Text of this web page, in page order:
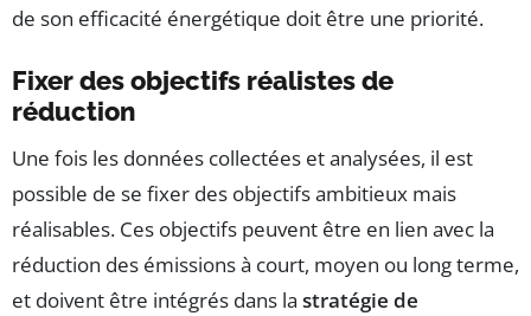
de son efficacité énergétique doit être une priorité.
Fixer des objectifs réalistes de
réduction
Une fois les données collectées et analysées, il est
possible de se fixer des objectifs ambitieux mais
réalisables. Ces objectifs peuvent être en lien avec la
réduction des émissions à court, moyen ou long terme,
et doivent être intégrés dans la stratégie de